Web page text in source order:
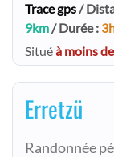
Trace gps/
9km/ Durée :
Situéà moins
Erretzü
Randonnée